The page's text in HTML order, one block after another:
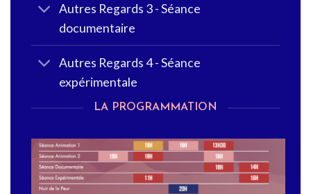
Autres Regards 3 - Séance
documentaire
Autres Regards 4 - Séance
expérimentale
LA PROGRAMMATION